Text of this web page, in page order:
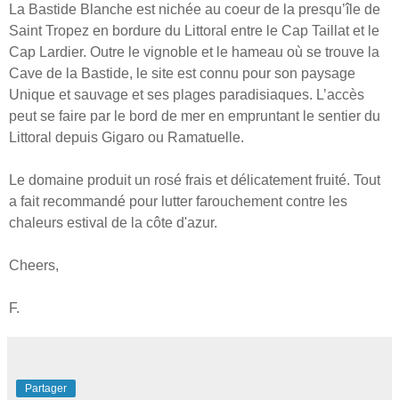
La Bastide Blanche est nichée au coeur de la presqu’île de
Saint Tropez en bordure du Littoral entre le Cap Taillat et le
Cap Lardier. Outre le vignoble et le hameau où se trouve la
Cave de la Bastide, le site est connu pour son paysage
Unique et sauvage et ses plages paradisiaques. L’accès
peut se faire par le bord de mer en empruntant le sentier du
Littoral depuis Gigaro ou Ramatuelle.
Le domaine produit un rosé frais et délicatement fruité. Tout
a fait recommandé pour lutter farouchement contre les
chaleurs estival de la côte d'azur.
Cheers,
F.
Partager